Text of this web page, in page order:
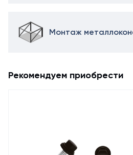
Монтаж
Рекомендуем приобрести